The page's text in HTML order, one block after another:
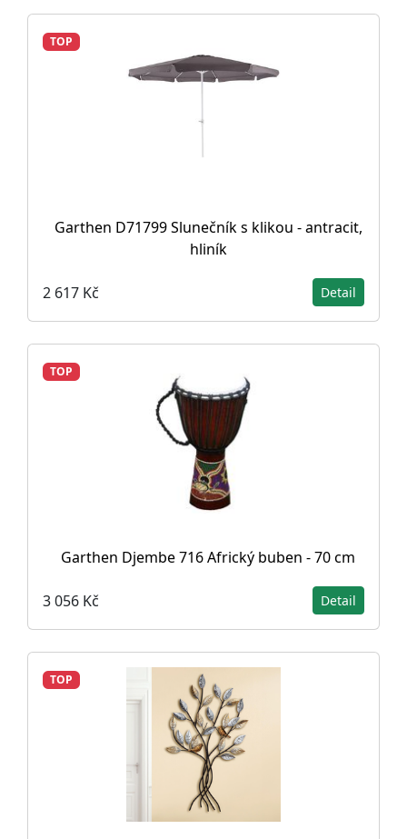
TOP
Garthen D71799 Slunečník s klikou - antracit,
hliník
2 617 Kč Detail
TOP
Garthen Djembe 716 Africký buben - 70 cm
3 056 Kč Detail
TOP